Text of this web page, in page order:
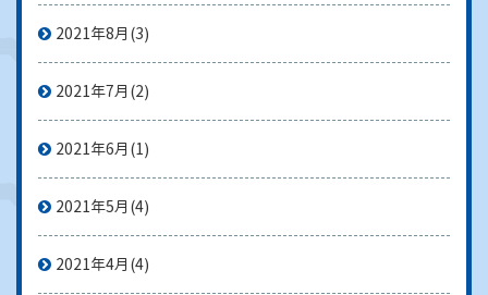
2021年8月 (3)
2021年7月 (2)
2021年6月 (1)
2021年5月 (4)
2021年4月 (4)